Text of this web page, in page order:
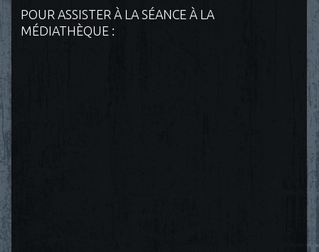
POUR ASSISTER À LA SÉANCE À LA
MÉDIATHÈQUE :